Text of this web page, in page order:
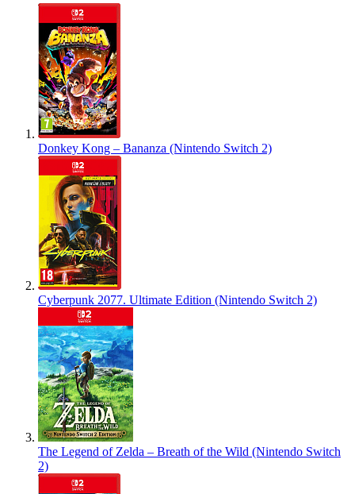
Donkey Kong – Bananza (Nintendo Switch 2)
Cyberpunk 2077. Ultimate Edition (Nintendo Switch 2)
The Legend of Zelda – Breath of the Wild (Nintendo Switch
2)